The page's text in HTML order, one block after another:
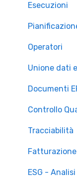
Esecuzioni
Operatori
Unione dati
Documenti
Controllo
Tracciabilità
Fatturazione
ESG -